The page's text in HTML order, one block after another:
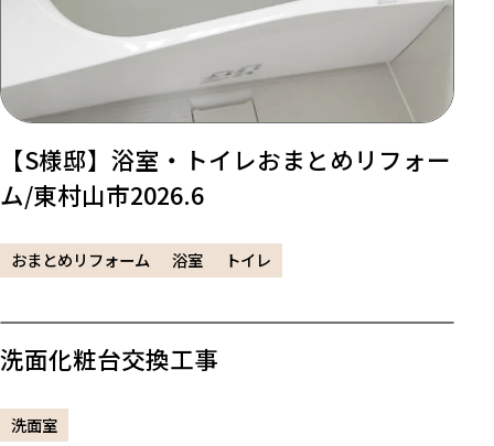
【S様邸】浴室・トイレおまとめリフォー
ム/東村山市2026.6
おまとめリフォーム 浴室 トイレ
洗面化粧台交換工事
洗面室